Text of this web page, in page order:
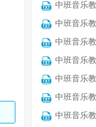
中班音乐
中班音乐教
中班音乐
中班音乐
中班音乐
中班音乐
中班音乐